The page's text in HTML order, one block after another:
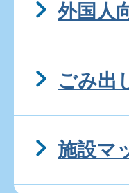
外国人
ごみ出
施設マ